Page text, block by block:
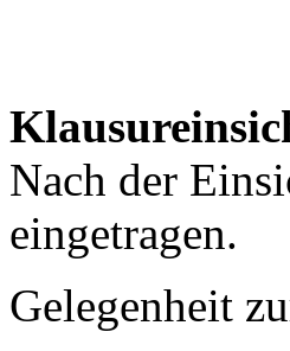
Nach der
eingetragen.
Gelegenheit